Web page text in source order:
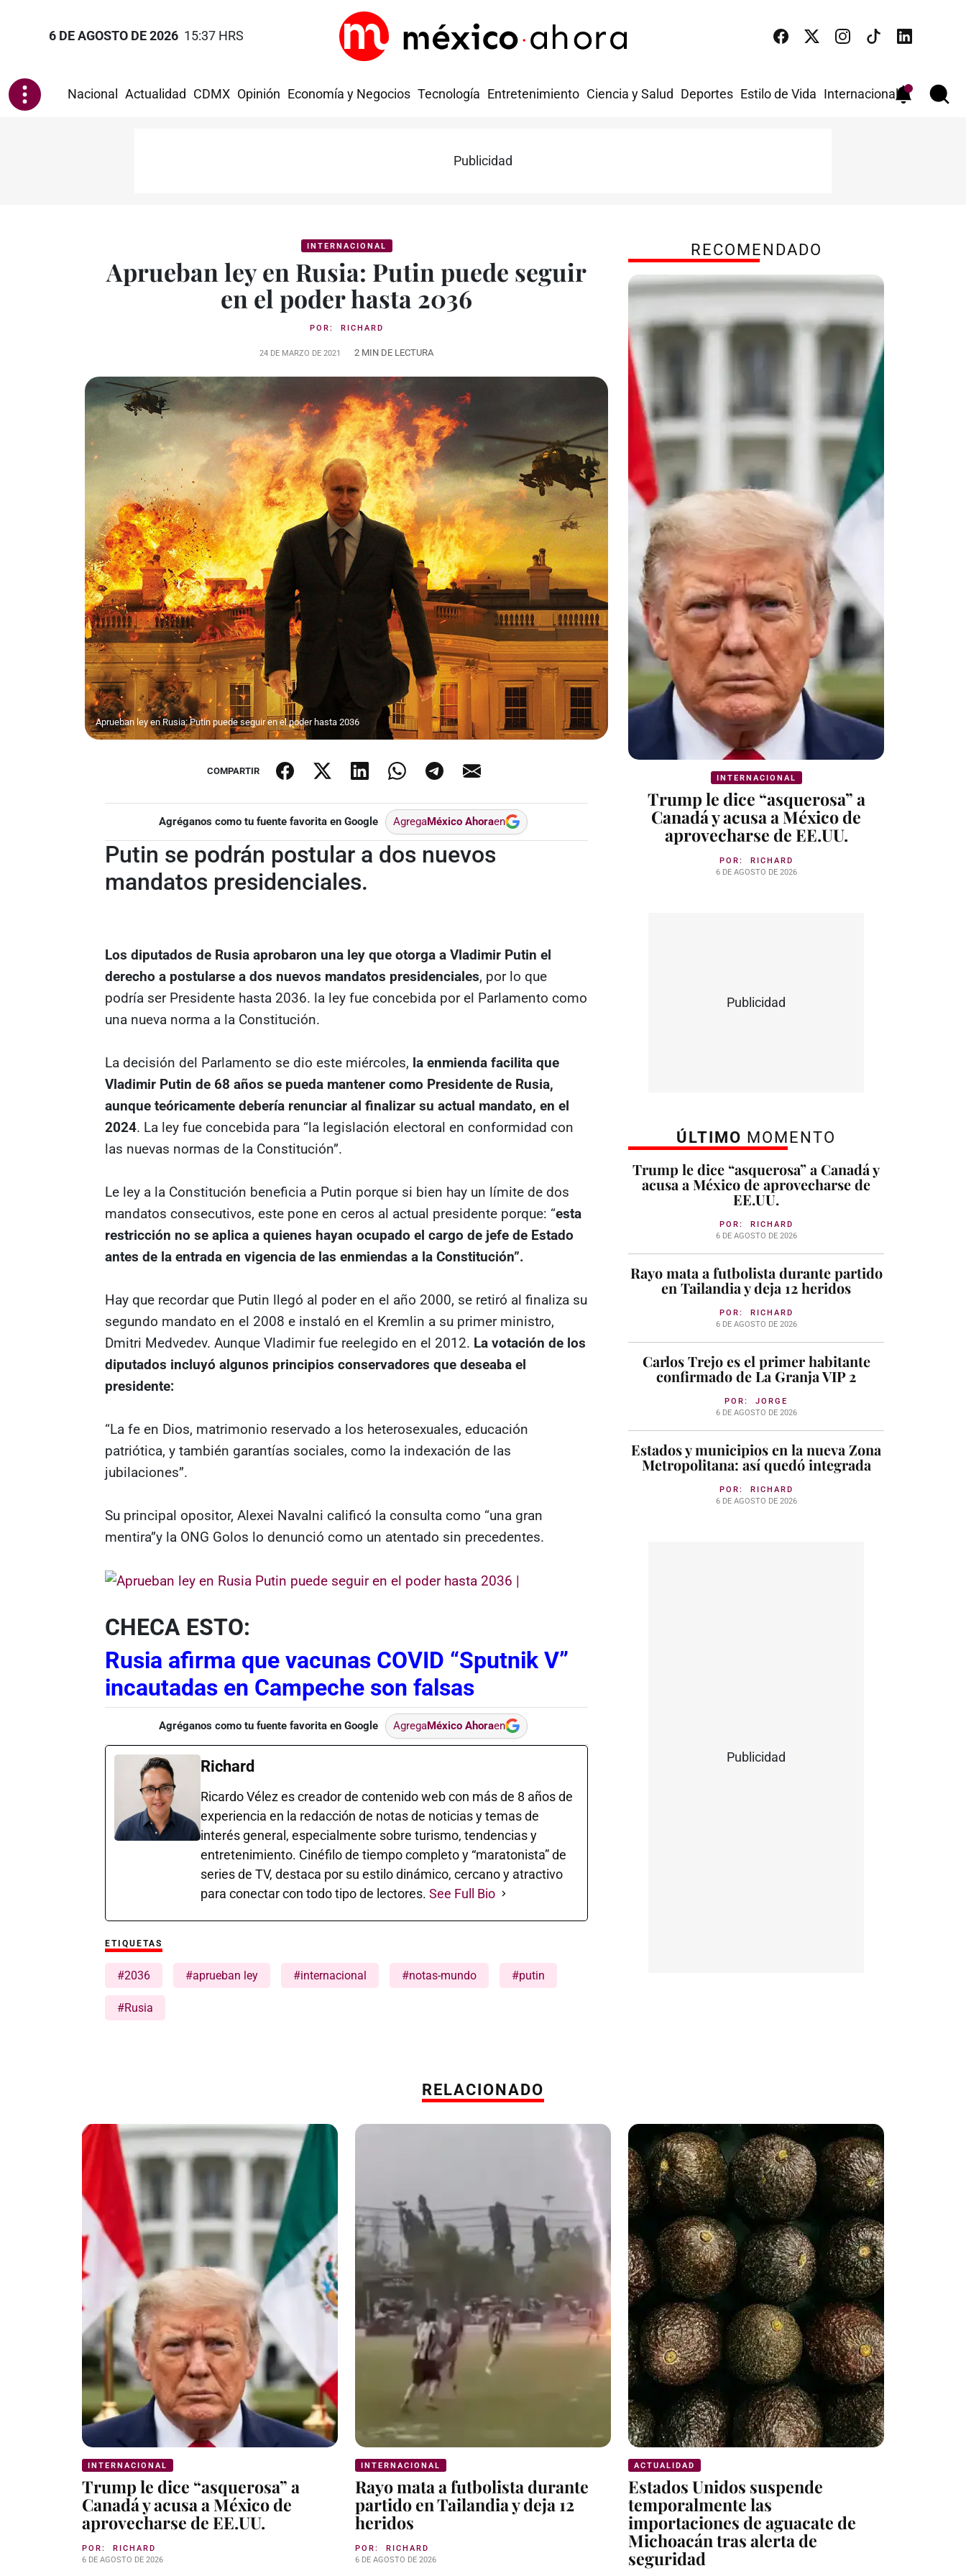
6 DE AGOSTO DE 2026 15:37 HRS
Nacional Actualidad CDMX Opinión Economía y Negocios Tecnología Entretenimiento Ciencia y Salud Deportes Estilo de Vida Internacional
Publicidad
INTERNACIONAL
Aprueban ley en Rusia: Putin puede seguir
en el poder hasta 2036
POR: RICHARD
24 DE MARZO DE 2021 2 MIN DE LECTURA
Aprueban ley en Rusia: Putin puede seguir en el poder hasta 2036
COMPARTIR
Agréganos como tu fuente favorita en Google AgregaMéxico Ahoraen
Putin se podrán postular a dos nuevos
mandatos presidenciales.
Los diputados de Rusia aprobaron una ley que otorga a Vladimir Putin el
derecho a postularse a dos nuevos mandatos presidenciales, por lo que
podría ser Presidente hasta 2036. la ley fue concebida por el Parlamento como
una nueva norma a la Constitución.
La decisión del Parlamento se dio este miércoles, la enmienda facilita que
Vladimir Putin de 68 años se pueda mantener como Presidente de Rusia,
aunque teóricamente debería renunciar al finalizar su actual mandato, en el
2024. La ley fue concebida para “la legislación electoral en conformidad con
las nuevas normas de la Constitución”.
Le ley a la Constitución beneficia a Putin porque si bien hay un límite de dos
mandatos consecutivos, este pone en ceros al actual presidente porque: “esta
restricción no se aplica a quienes hayan ocupado el cargo de jefe de Estado
antes de la entrada en vigencia de las enmiendas a la Constitución”.
Hay que recordar que Putin llegó al poder en el año 2000, se retiró al finaliza su
segundo mandato en el 2008 e instaló en el Kremlin a su primer ministro,
Dmitri Medvedev. Aunque Vladimir fue reelegido en el 2012. La votación de los
diputados incluyó algunos principios conservadores que deseaba el
presidente:
“La fe en Dios, matrimonio reservado a los heterosexuales, educación
patriótica, y también garantías sociales, como la indexación de las
jubilaciones”.
Su principal opositor, Alexei Navalni calificó la consulta como “una gran
mentira”y la ONG Golos lo denunció como un atentado sin precedentes.
CHECA ESTO:
Rusia afirma que vacunas COVID “Sputnik V”
incautadas en Campeche son falsas
Agréganos como tu fuente favorita en Google AgregaMéxico Ahoraen
Richard
Ricardo Vélez es creador de contenido web con más de 8 años de
experiencia en la redacción de notas de noticias y temas de
interés general, especialmente sobre turismo, tendencias y
entretenimiento. Cinéfilo de tiempo completo y “maratonista” de
series de TV, destaca por su estilo dinámico, cercano y atractivo
para conectar con todo tipo de lectores. See Full Bio
ETIQUETAS
#2036 #aprueban ley #internacional #notas-mundo #putin
#Rusia
RECOMENDADO
INTERNACIONAL
Trump le dice “asquerosa” a
Canadá y acusa a México de
aprovecharse de EE.UU.
POR: RICHARD
6 DE AGOSTO DE 2026
Publicidad
ÚLTIMO MOMENTO
Trump le dice “asquerosa” a Canadá y
acusa a México de aprovecharse de
EE.UU.
POR: RICHARD
6 DE AGOSTO DE 2026
Rayo mata a futbolista durante partido
en Tailandia y deja 12 heridos
POR: RICHARD
6 DE AGOSTO DE 2026
Carlos Trejo es el primer habitante
confirmado de La Granja VIP 2
POR: JORGE
6 DE AGOSTO DE 2026
Estados y municipios en la nueva Zona
Metropolitana: así quedó integrada
POR: RICHARD
6 DE AGOSTO DE 2026
Publicidad
RELACIONADO
INTERNACIONAL
Trump le dice “asquerosa” a
Canadá y acusa a México de
aprovecharse de EE.UU.
POR: RICHARD
6 DE AGOSTO DE 2026
INTERNACIONAL
Rayo mata a futbolista durante
partido en Tailandia y deja 12
heridos
POR: RICHARD
6 DE AGOSTO DE 2026
ACTUALIDAD
Estados Unidos suspende
temporalmente las
importaciones de aguacate de
Michoacán tras alerta de
seguridad